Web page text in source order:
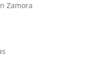
Zamora